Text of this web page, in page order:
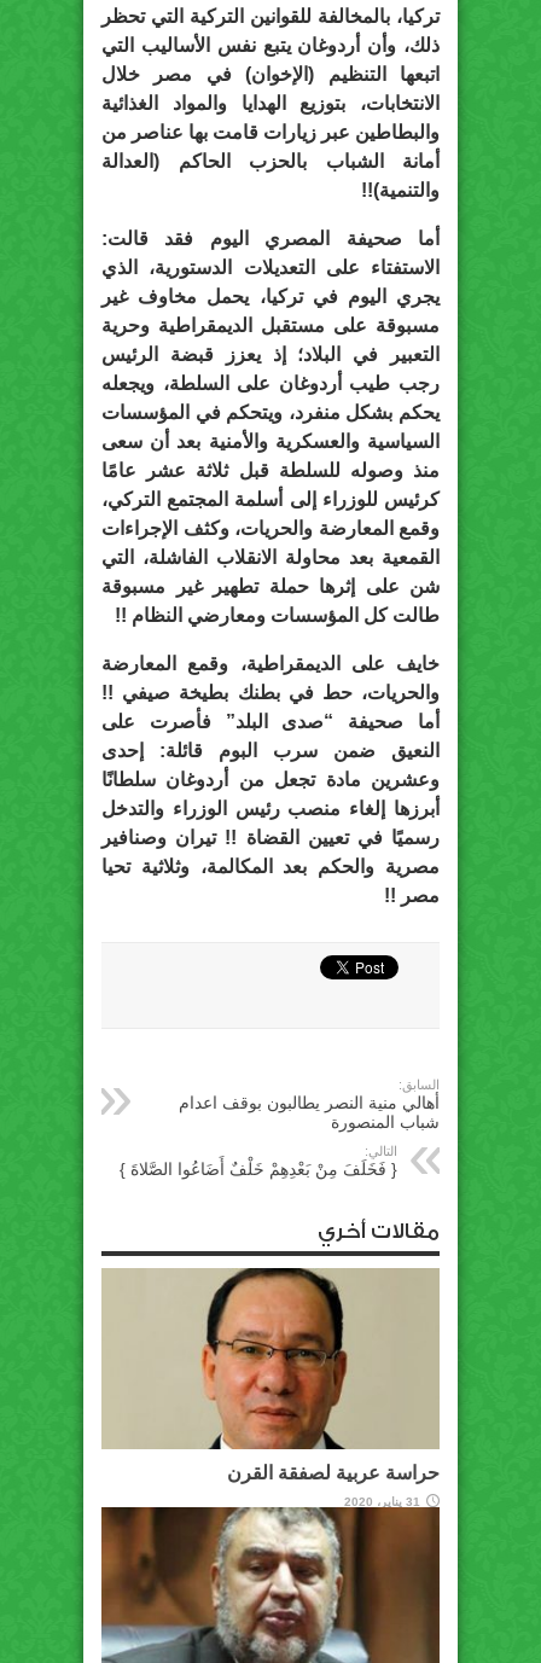
تركيا، بالمخالفة للقوانين التركية التي تحظر
ذلك، وأن أردوغان يتبع نفس الأساليب التي
اتبعها التنظيم (الإخوان) في مصر خلال
الانتخابات، بتوزيع الهدايا والمواد الغذائية
والبطاطين عبر زيارات قامت بها عناصر من
أمانة الشباب بالحزب الحاكم (العدالة
والتنمية)!!
أما صحيفة المصري اليوم فقد قالت:
الاستفتاء على التعديلات الدستورية، الذي
يجري اليوم في تركيا، يحمل مخاوف غير
مسبوقة على مستقبل الديمقراطية وحرية
التعبير في البلاد؛ إذ يعزز قبضة الرئيس
رجب طيب أردوغان على السلطة، ويجعله
يحكم بشكل منفرد، ويتحكم في المؤسسات
السياسية والعسكرية والأمنية بعد أن سعى
منذ وصوله للسلطة قبل ثلاثة عشر عامًا
كرئيس للوزراء إلى أسلمة المجتمع التركي،
وقمع المعارضة والحريات، وكثف الإجراءات
القمعية بعد محاولة الانقلاب الفاشلة، التي
شن على إثرها حملة تطهير غير مسبوقة
طالت كل المؤسسات ومعارضي النظام !!
خايف على الديمقراطية، وقمع المعارضة
والحريات، حط في بطنك بطيخة صيفي !!
أما صحيفة “صدى البلد” فأصرت على
النعيق ضمن سرب البوم قائلة: إحدى
وعشرين مادة تجعل من أردوغان سلطانًا
أبرزها إلغاء منصب رئيس الوزراء والتدخل
رسميًا في تعيين القضاة !! تيران وصنافير
مصرية والحكم بعد المكالمة، وثلاثية تحيا
مصر !!
السابق:
أهالي منية النصر يطالبون بوقف اعدام
شباب المنصورة
التالي:
{ فَخَلَفَ مِنْ بَعْدِهِمْ خَلْفٌ أَضَاعُوا الصَّلاةَ }
مقالات أخري
حراسة عربية لصفقة القرن
31 يناير، 2020